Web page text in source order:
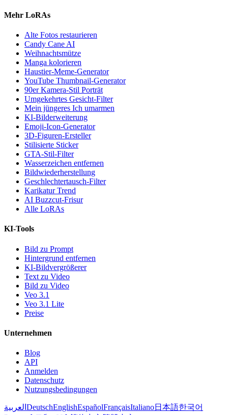
Mehr LoRAs
Alte Fotos restaurieren
Candy Cane AI
Weihnachtsmütze
Manga kolorieren
Haustier-Meme-Generator
YouTube Thumbnail-Generator
90er Kamera-Stil Porträt
Umgekehrtes Gesicht-Filter
Mein jüngeres Ich umarmen
KI-Bilderweiterung
Emoji-Icon-Generator
3D-Figuren-Ersteller
Stilisierte Sticker
GTA-Stil-Filter
Wasserzeichen entfernen
Bildwiederherstellung
Geschlechtertausch-Filter
Karikatur Trend
AI Buzzcut-Frisur
Alle LoRAs
KI-Tools
Bild zu Prompt
Hintergrund entfernen
KI-Bildvergrößerer
Text zu Video
Bild zu Video
Veo 3.1
Veo 3.1 Lite
Preise
Unternehmen
Blog
API
Anmelden
Datenschutz
Nutzungsbedingungen
العربية DeutschEnglishEspañolFrançaisItaliano日本語한국어